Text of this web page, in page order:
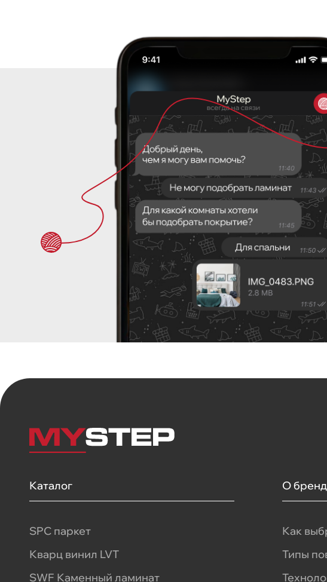
Каталог
SPC паркет
Кварц винил LVT
SWF Каменный ламинат
О
Как
Типы